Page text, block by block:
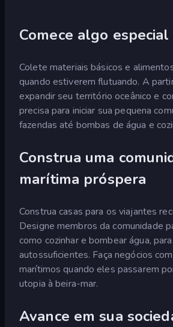
Comece algo especial
Colete materiais básicos e
quando estiverem flutuando. A
expandir seu território oceânico e
precisa para iniciar sua pequena
fazendas até bombas de água e
Construa uma
marítima próspera
Construa casas para os viajantes
Designe membros da comunidade
como cozinhar e bombear água,
autossuficientes. Faça negócios
marítimos quando eles passarem
utopia à beira-mar.
Avance em sua